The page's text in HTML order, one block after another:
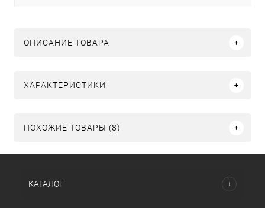
ОПИСАНИЕ ТОВАРА
ХАРАКТЕРИСТИКИ
ПОХОЖИЕ ТОВАРЫ (8)
КАТАЛОГ